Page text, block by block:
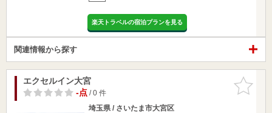
楽天トラベルの宿泊プランを見る
関連情報から探す
お気に入
りに追加
エクセルイン大宮
-点/ 0 件
埼玉県 / さいたま市大宮区